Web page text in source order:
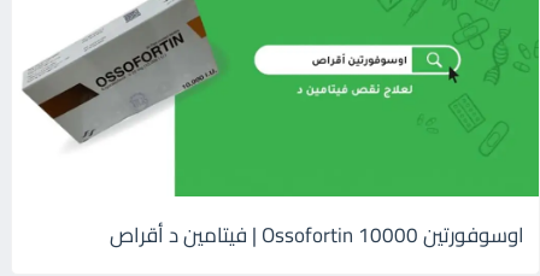
اوسوفورتين 10000 Ossofortin | فيتامين د أقراص